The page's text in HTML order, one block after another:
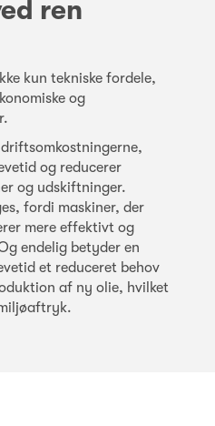
ren
kun tekniske fordele,
og
og reducerer
og udskiftninger.
fordi maskiner, der
mere effektivt og
endelig betyder en
et reduceret behov
af ny olie, hvilket